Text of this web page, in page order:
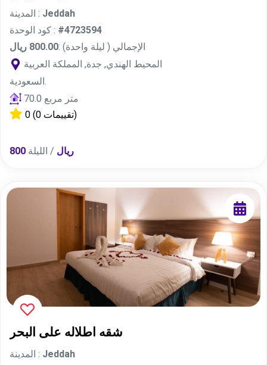
المدينة : Jeddah
كود الوحدة : #4723594
الإجمالي ( ليلة واحدة) :800.00 ريال
المحيط الهندي, جدة, المملكة العربية
السعودية.
70.0 متر مربع
0
(0 تقييمات)
800 ريال / الليلة
شقه اطلاله على البحر
المدينة : Jeddah